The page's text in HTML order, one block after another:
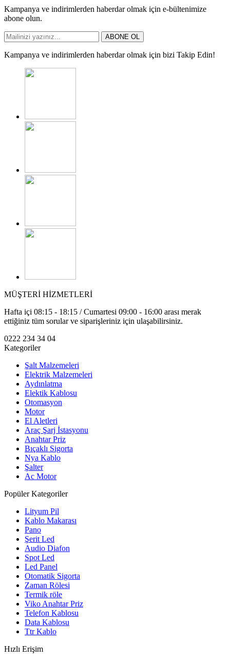
Kampanya ve indirimlerden haberdar olmak için e-bültenimize
abone olun.
ABONE OL
Kampanya ve indirimlerden haberdar olmak için bizi Takip Edin!
MÜŞTERİ HİZMETLERİ
Hafta içi 08:15 - 18:15 / Cumartesi 09:00 - 16:00 arası merak
ettiğiniz tüm sorular ve siparişleriniz için ulaşabilirsiniz.
0222 234 34 04
Kategoriler
Şalt Malzemeleri
Elektrik Malzemeleri
Aydınlatma
Elektik Kablosu
Otomasyon
Motor
El Aletleri
Araç Şarj İstasyonu
Anahtar Priz
Bıçaklı Sigorta
Nya Kablo
Şalter
Ac Motor
Popüler Kategoriler
Lityum Pil
Kablo Makarası
Pano
Şerit Led
Audio Diafon
Spot Led
Led Panel
Otomatik Sigorta
Zaman Rölesi
Termik röle
Viko Anahtar Priz
Telefon Kablosu
Data Kablosu
Ttr Kablo
Hızlı Erişim